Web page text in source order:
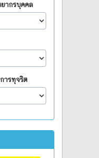
ากรบุคคล
ารทุจริต